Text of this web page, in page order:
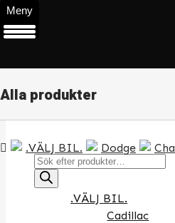
Alla produkter
.VÄLJ BIL. Dodge
Products
search
.VÄLJ BIL.
Cadillac
Meny